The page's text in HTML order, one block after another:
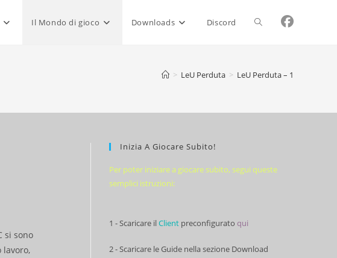
Il Mondo di gioco Downloads Discord Attiva/disattiva
ricerca
web
> LeU Perduta > LeU Perduta – 1
si sono
lavoro,
Inizia A Giocare Subito!
Per poter iniziare a giocare subito, segui queste
semplici istruzioni:
1 - Scaricare il Client preconfigurato qui
2 - Scaricare le Guide nella sezione Download